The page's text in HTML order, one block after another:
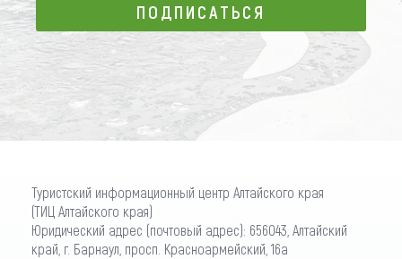
ПОДПИСАТЬСЯ
ПОДПИСАТЬСЯ
Туристский информационный центр Алтайского края
(ТИЦ Алтайского края)
Юридический адрес (почтовый адрес): 656043, Алтайский
край, г. Барнаул, просп. Красноармейский, 16а